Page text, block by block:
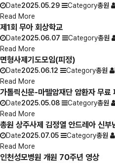
Date2025.05.29 Category총원
Read More
제1회 무아 회상학교
Date2025.06.07 Category총원
Read More
면형사제기도모임(피정)
Date2025.06.12 Category총원
Read More
가톨릭신문-마뗄암재단 암환자 무료
Date2025.05.08 Category총원
Read More
총원 상주사제 김정열 안드레아 신부
Date2025.07.05 Category총원
Read More
인천성모병원 개원 70주년 영상